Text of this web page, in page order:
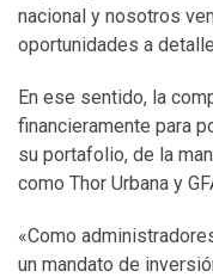
nacional y nosotros
oportunidades a
En ese sentido, la
financieramente para
su portafolio, de la
como Thor Urbana y
«Como
un mandato de